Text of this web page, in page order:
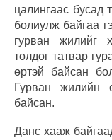
цалингаас бусад
болиулж байгаа
гурван жилийг
төлдөг татвар
өртэй байсан
Гурван жилийн
байсан.
Данс хааж